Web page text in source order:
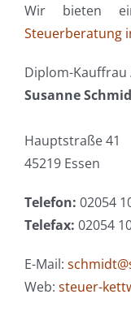
Wir bieten
Steuerberatung
Diplom-
Susanne
Hauptstraße 41
45219 Essen
Telefon: 02054
Telefax: 02054
E-Mail:
Web: steuer-